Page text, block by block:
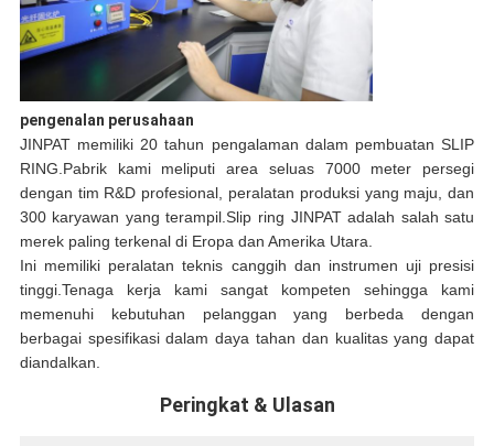
pengenalan perusahaan
JINPAT memiliki 20 tahun pengalaman dalam pembuatan SLIP
RING.Pabrik kami meliputi area seluas 7000 meter persegi
dengan tim R&D profesional, peralatan produksi yang maju, dan
300 karyawan yang terampil.Slip ring JINPAT adalah salah satu
merek paling terkenal di Eropa dan Amerika Utara.
Ini memiliki peralatan teknis canggih dan instrumen uji presisi
tinggi.Tenaga kerja kami sangat kompeten sehingga kami
memenuhi kebutuhan pelanggan yang berbeda dengan
berbagai spesifikasi dalam daya tahan dan kualitas yang dapat
diandalkan.
Peringkat & Ulasan